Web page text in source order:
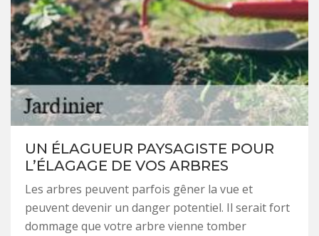
UN ÉLAGUEUR PAYSAGISTE POUR
L’ÉLAGAGE DE VOS ARBRES
Les arbres peuvent parfois gêner la vue et
peuvent devenir un danger potentiel. Il serait fort
dommage que votre arbre vienne tomber